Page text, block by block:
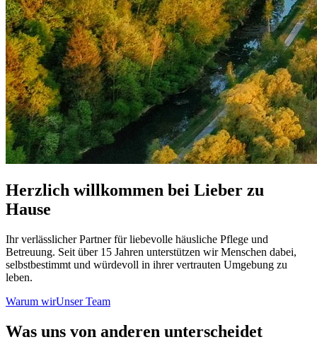
Herzlich willkommen bei Lieber zu
Hause
Ihr verlässlicher Partner für liebevolle häusliche Pflege und
Betreuung. Seit über 15 Jahren unterstützen wir Menschen dabei,
selbstbestimmt und würdevoll in ihrer vertrauten Umgebung zu
leben.
Warum wirUnser Team
Was uns von anderen unterscheidet